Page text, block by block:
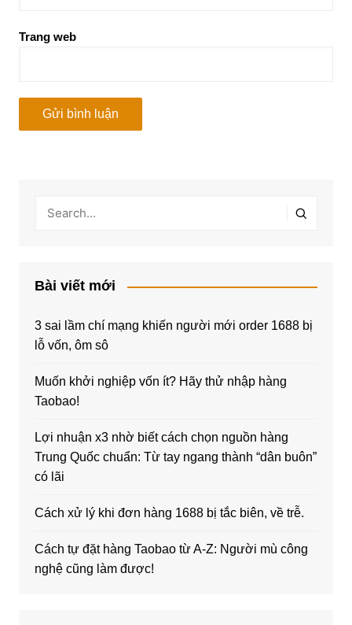
Trang web
Bài viết mới
3 sai lầm chí mạng khiến người mới order 1688 bị
lỗ vốn, ôm sô
Muốn khởi nghiệp vốn ít? Hãy thử nhập hàng
Taobao!
Lợi nhuận x3 nhờ biết cách chọn nguồn hàng
Trung Quốc chuẩn: Từ tay ngang thành “dân buôn”
có lãi
Cách xử lý khi đơn hàng 1688 bị tắc biên, về trễ.
Cách tự đặt hàng Taobao từ A-Z: Người mù công
nghệ cũng làm được!